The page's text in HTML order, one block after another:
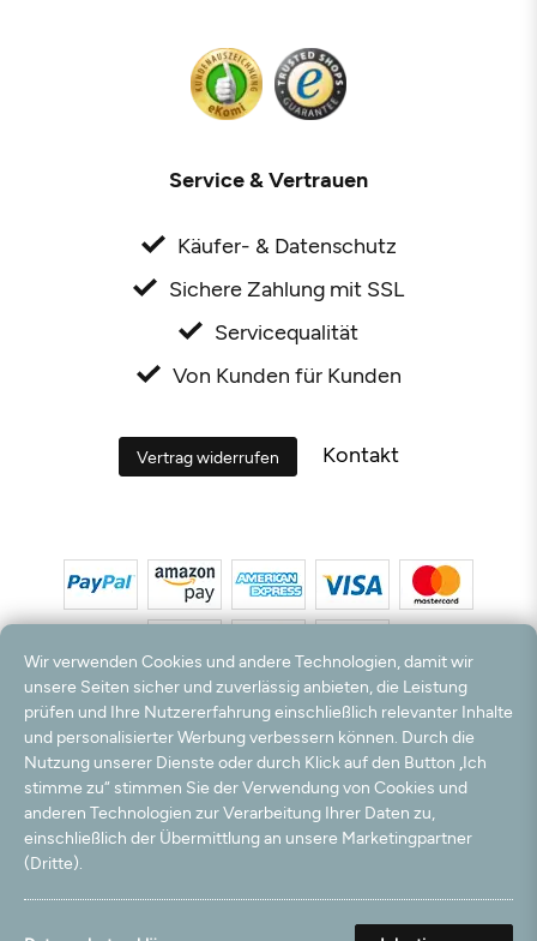
Service & Vertrauen
Käufer- & Datenschutz
Sichere Zahlung mit SSL
Servicequalität
Von Kunden für Kunden
Vertrag widerrufen Kontakt
*Alle Preise inkl. MwSt. und zzgl. Versandkosten. **Kostenloser Versand und Rückversand
nur innerhalb Deutschlands und Österreichs.
Hinweis:Wir nutzen Ihre E-Mail Adresse für werbliche Zwecke, die jederzeit widerrufen
werden können. Ihre Daten werden nicht an Dritte weitergegeben.
© 2003 - 2026 Teppichversand24 GmbH / Alle Rechte vorbehalten. powered by
createyourtemplate
Wir verwenden Cookies und andere Technologien, damit wir
unsere Seiten sicher und zuverlässig anbieten, die Leistung
prüfen und Ihre Nutzererfahrung einschließlich relevanter Inhalte
und personalisierter Werbung verbessern können. Durch die
Nutzung unserer Dienste oder durch Klick auf den Button „Ich
stimme zu“ stimmen Sie der Verwendung von Cookies und
anderen Technologien zur Verarbeitung Ihrer Daten zu,
einschließlich der Übermittlung an unsere Marketingpartner
(Dritte).